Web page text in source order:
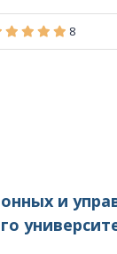
8
и